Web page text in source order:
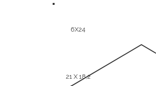
6X24
21 X 18,2